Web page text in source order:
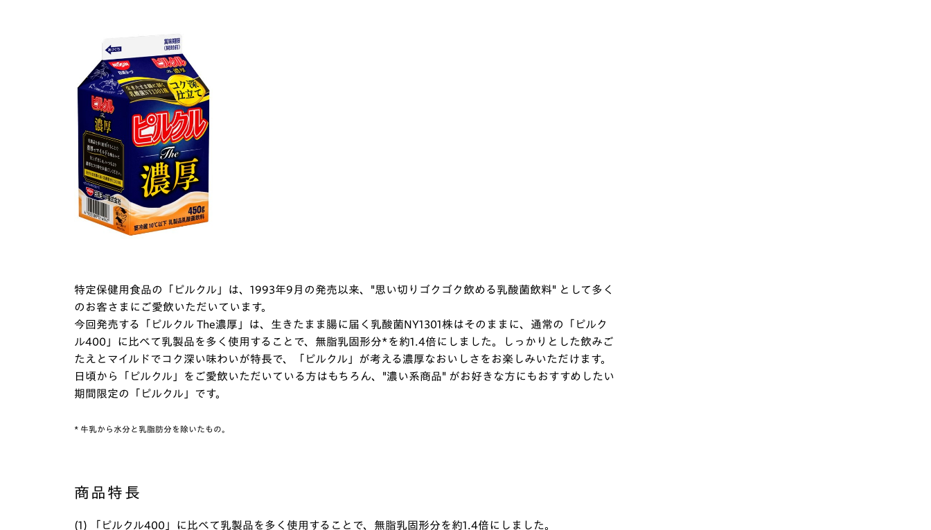
特定保健用食品の「ピルクル」は、1993年9月の発売以来、"思い切りゴクゴク飲める乳酸菌飲料" として多く
のお客さまにご愛飲いただいています。
今回発売する「ピルクル The濃厚」は、生きたまま腸に届く乳酸菌NY1301株はそのままに、通常の「ピルク
ル400」に比べて乳製品を多く使用することで、無脂乳固形分*を約1.4倍にしました。しっかりとした飲みご
たえとマイルドでコク深い味わいが特長で、「ピルクル」が考える濃厚なおいしさをお楽しみいただけます。
日頃から「ピルクル」をご愛飲いただいている方はもちろん、"濃い系商品" がお好きな方にもおすすめしたい
期間限定の「ピルクル」です。
* 牛乳から水分と乳脂肪分を除いたもの。
商品特長
(1) 「ピルクル400」に比べて乳製品を多く使用することで、無脂乳固形分を約1.4倍にしました。